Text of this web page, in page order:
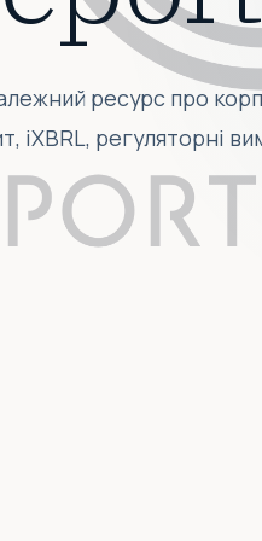
ресурс про
iXBRL, регуляторні